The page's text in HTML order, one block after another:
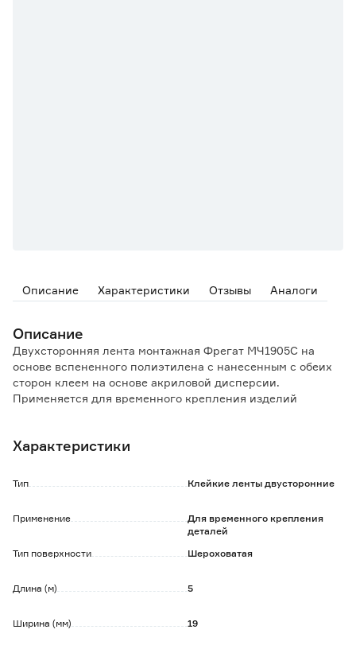
Описание Характеристики Отзывы Аналоги
Описание
Двухсторонняя лента монтажная Фрегат МЧ1905С на
основе вспененного полиэтилена с нанесенным с обеих
сторон клеем на основе акриловой дисперсии.
Применяется для временного крепления изделий
Снижает вибрационные нагрузки, используется как
- имеет низкий коэффициент деформации, способна
- не подвержена влиянию микроорганизмов, воздухо- и
- исключает реакцию с большинством растворителей
- обеспечивает надежное временное соединение
Характеристики
Тип Клейкие ленты двусторонние
Применение
Для временного крепления
деталей
Тип поверхности
Шероховатая
Длина (м) 5
Ширина (мм) 19